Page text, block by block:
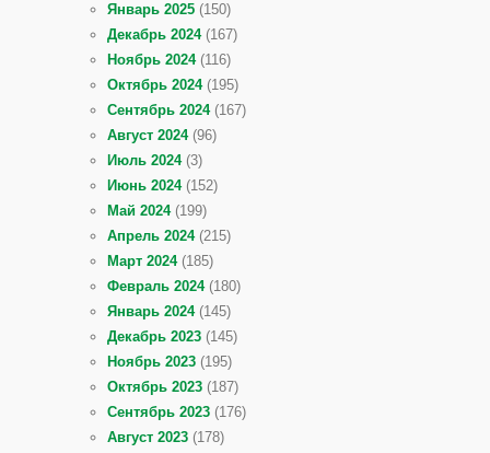
Январь 2025 (150)
Декабрь 2024(167)
Ноябрь 2024(116)
Октябрь 2024(195)
Сентябрь 2024(167)
Август 2024(96)
Июль 2024(3)
Июнь 2024(152)
Май 2024(199)
Апрель 2024(215)
Март 2024(185)
Февраль 2024(180)
Январь 2024(145)
Декабрь 2023 (145)
Ноябрь 2023 (195)
Октябрь 2023 (187)
Сентябрь 2023 (176)
Август 2023 (178)